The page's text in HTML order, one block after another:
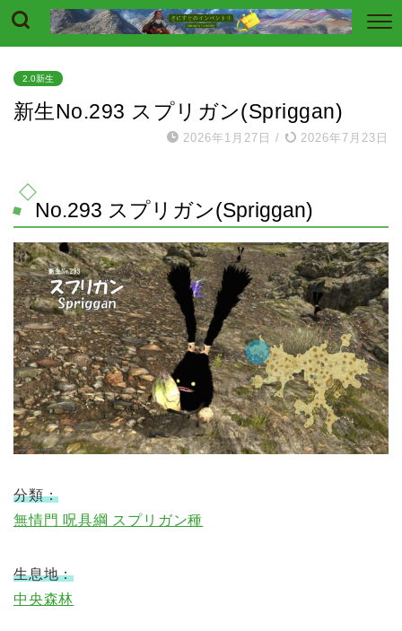
2.0新生
新生No.293 スプリガン(Spriggan)
2026年1月27日 / 2026年7月23日
No.293 スプリガン(Spriggan)
分類：
無情門 呪具綱 スプリガン種
生息地：
中央森林